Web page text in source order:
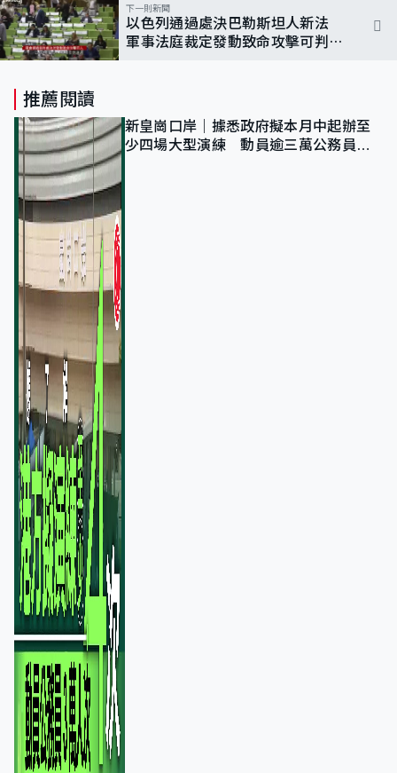
下一則新聞
以色列通過處決巴勒斯坦人新法
軍事法庭裁定發動致命攻擊可判絞
推薦閱讀
新皇崗口岸｜據悉政府擬本月中起辦至
少四場大型演練 動員逾三萬公務員人